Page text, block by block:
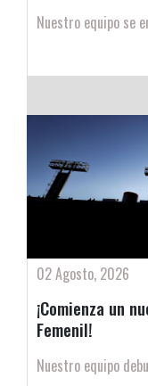
Nuestro equipo se
02 Agosto, 2026
¡Comienza un
Femenil!
Nuestro equipo